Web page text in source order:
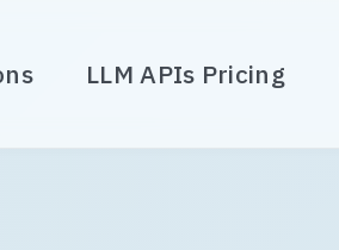
LLM APIs Pricing